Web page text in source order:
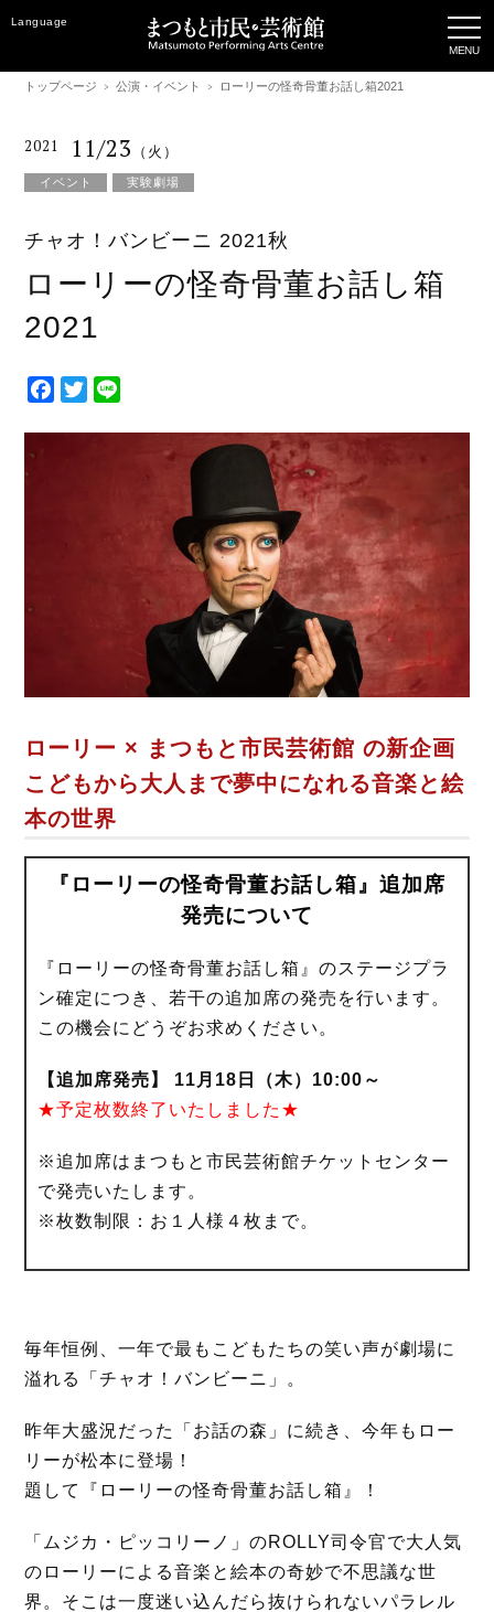
Language
トップページ 公演・イベント ローリーの怪奇骨董お話し箱2021
2021 11/23 （火）
イベント 実験劇場
チャオ！バンビーニ 2021秋
ローリーの怪奇骨董お話し箱
2021
F
T
ローリー × まつもと市民芸術館 の新企画
こどもから大人まで夢中になれる音楽と絵
本の世界
『ローリーの怪奇骨董お話し箱』追加席
発売について
『ローリーの怪奇骨董お話し箱』のステージプラ
ン確定につき、若干の追加席の発売を行います。
この機会にどうぞお求めください。
【追加席発売】 11月18日（木）10:00～
★予定枚数終了いたしました★
※追加席はまつもと市民芸術館チケットセンター
で発売いたします。
※枚数制限：お１人様４枚まで。
毎年恒例、一年で最もこどもたちの笑い声が劇場に
溢れる「チャオ！バンビーニ」。
昨年大盛況だった「お話の森」に続き、今年もロー
リーが松本に登場！
題して『ローリーの怪奇骨董お話し箱』！
「ムジカ・ピッコリーノ」のROLLY司令官で大人気
のローリーによる音楽と絵本の奇妙で不思議な世
界。そこは一度迷い込んだら抜けられないパラレル